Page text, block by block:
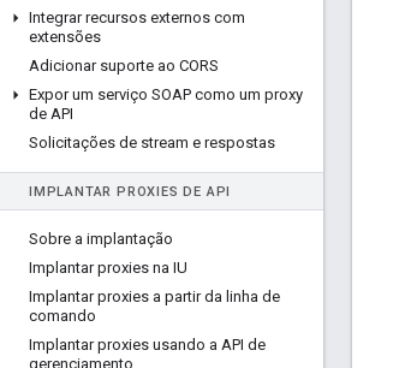
Integrar recursos externos com
extensões
Adicionar suporte ao CORS
Expor um serviço SOAP como um proxy
de API
Solicitações de stream e respostas
IMPLANTAR PROXIES DE API
Sobre a implantação
Implantar proxies na IU
Implantar proxies a partir da linha de
comando
Implantar proxies usando a API de
gerenciamento